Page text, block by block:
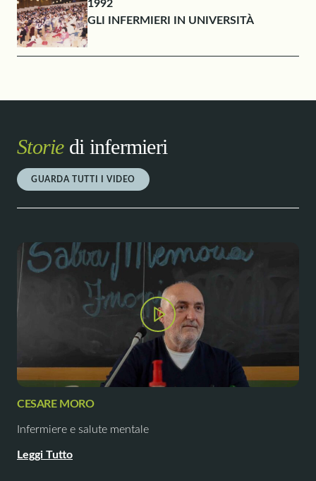
1992
GLI INFERMIERI IN UNIVERSITÀ
Storiedi infermieri
GUARDA TUTTI I VIDEO
CESARE MORO
Infermiere e salute mentale
Leggi Tutto